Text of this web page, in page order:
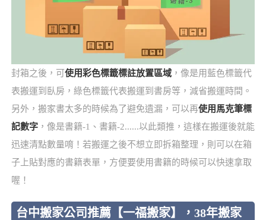
封箱之後，可 使用彩色標籤標註放置區域，像是用藍色標籤代
表搬運到臥房，綠色標籤代表搬運到書房等，減省搬運時間。
另外，搬家書太多的時候為了避免遺漏，可以再使用馬克筆標
記數字，像是書籍-1、書籍-2......以此類推，這樣在搬運後就能
迅速清點數量唷！若搬運之後不想立即拆箱整理，則可以在箱
子上貼對應的書籍表單，方便要使用書籍的時候可以快速拿取
喔！
台中搬家公司推薦【一福搬家】，38年搬家